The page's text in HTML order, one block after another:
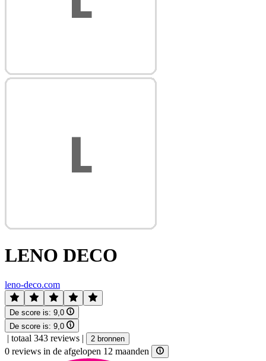
LENO DECO
leno-deco.com
De score is: 9,0
De score is: 9,0
| totaal 343 reviews | 2 bronnen
0 reviews in de afgelopen 12 maanden